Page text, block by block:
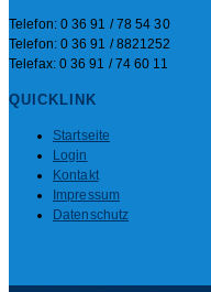
Telefon: 0 36 91 / 78 54 30
Telefon: 0 36 91 / 8821252
Telefax: 0 36 91 / 74 60 11
QUICKLINK
Startseite
Login
Kontakt
Impressum
Datenschutz